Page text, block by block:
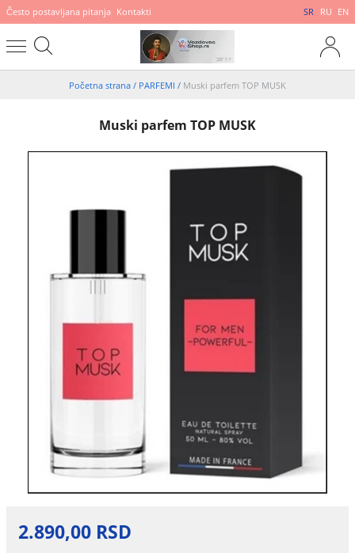
Često postavljana pitanja Kontakti SR RU EN
Početna strana / PARFEMI / Muski parfem TOP MUSK
Muski parfem TOP MUSK
2.890,00 RSD